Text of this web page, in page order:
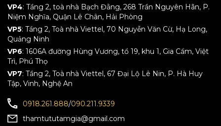
VP4: Tầng 2, toà nhà Bạch Đằng, 268 Trần Nguyên Hãn, P.
Niệm Nghĩa, Quận Lê Chân, Hải Phòng
VP5: Tầng 2, Toà nhà Viettel, 70 Nguyễn Văn Cừ, Hạ Long,
Quảng Ninh
VP6: 1606A đường Hùng Vương, tổ 19, khu 1, Gia Cẩm, Việt
Trì, Phú Thọ
VP7: Tầng 2, Toà nhà Viettel, 67 Đại Lộ Lê Nin, P. Hà Huy
Tập, Vinh, Nghệ An
0918.261.888/090.211.9339
thamtututamgia@gmail.com